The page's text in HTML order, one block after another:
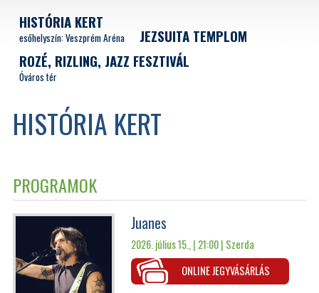
HISTÓRIA KERT
PROGRAMOK
Juanes
2026. július 15., | 21:00 | Szerda
ONLINE JEGYVÁSÁRLÁS
HISTÓRIA KERT
esőhelyszín: Veszprém Aréna
JEZSUITA TEMPLOM
ROZÉ, RIZLING, JAZZ FESZTIVÁL
Óváros tér